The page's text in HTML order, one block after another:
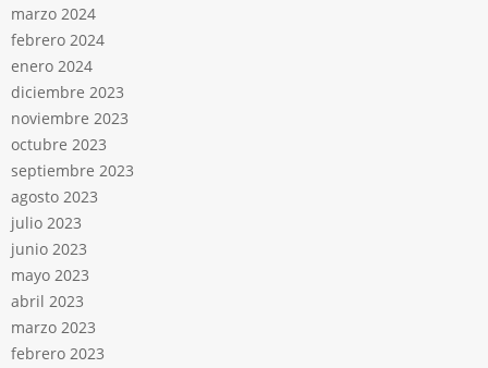
marzo 2024
febrero 2024
enero 2024
diciembre 2023
noviembre 2023
octubre 2023
septiembre 2023
agosto 2023
julio 2023
junio 2023
mayo 2023
abril 2023
marzo 2023
febrero 2023